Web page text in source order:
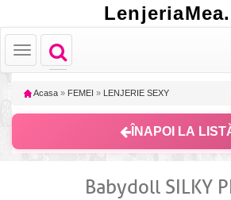
Toggle
navigation
Toggle
navigation
Acasa » FEMEI » LENJERIE SEXY
ÎNAPOI LA
Babydoll SILKY